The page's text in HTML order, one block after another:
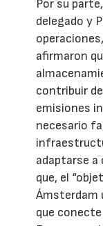
Por su
delegado y
afirmaron
contribuir
emisiones
necesario
adaptarse
que, el
Ámsterdam
que